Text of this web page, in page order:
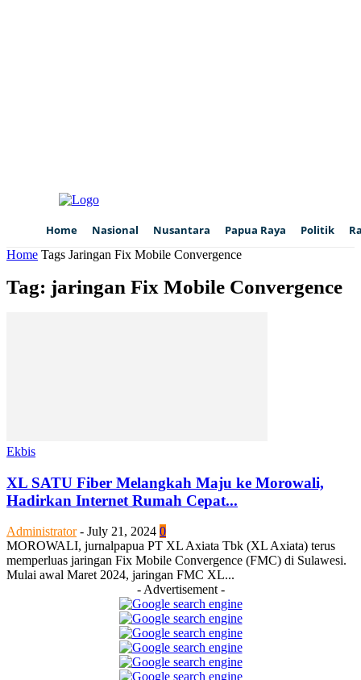
Home Nasional Nusantara Papua Raya Politik
Home Tags Jaringan Fix Mobile Convergence
Tag: jaringan Fix Mobile Convergence
Ekbis
XL SATU Fiber Melangkah Maju ke Morowali,
Hadirkan Internet Rumah Cepat...
Administrator - July 21, 2024 0
MOROWALI, jurnalpapua PT XL Axiata Tbk (XL Axiata) terus
memperluas jaringan Fix Mobile Convergence (FMC) di Sulawesi.
Mulai awal Maret 2024, jaringan FMC XL...
- Advertisement -